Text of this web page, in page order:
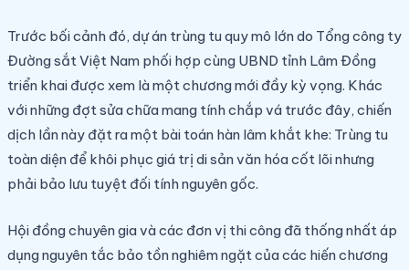
Trước bối cảnh đó, dự án trùng tu quy mô lớn do Tổng công ty
Đường sắt Việt Nam phối hợp cùng UBND tỉnh Lâm Đồng
triển khai được xem là một chương mới đầy kỳ vọng. Khác
với những đợt sửa chữa mang tính chắp vá trước đây, chiến
dịch lần này đặt ra một bài toán hàn lâm khắt khe: Trùng tu
toàn diện để khôi phục giá trị di sản văn hóa cốt lõi nhưng
phải bảo lưu tuyệt đối tính nguyên gốc.
Hội đồng chuyên gia và các đơn vị thi công đã thống nhất áp
dụng nguyên tắc bảo tồn nghiêm ngặt của các hiến chương